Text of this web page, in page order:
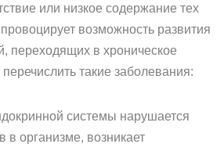
или низкое содержание тех
возможность развития
переходящих в хроническое
такие заболевания:
системы нарушается
в организме, возникает